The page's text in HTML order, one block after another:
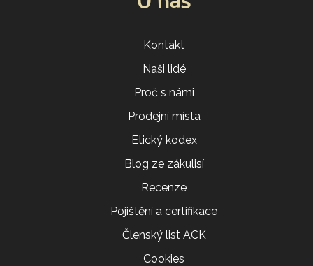
Kontakt
Naši lidé
Proč s námi
Prodejní místa
Etický kodex
Blog ze zákulisí
Recenze
Pojištění a certifikace
Členský list ACK
Cookies